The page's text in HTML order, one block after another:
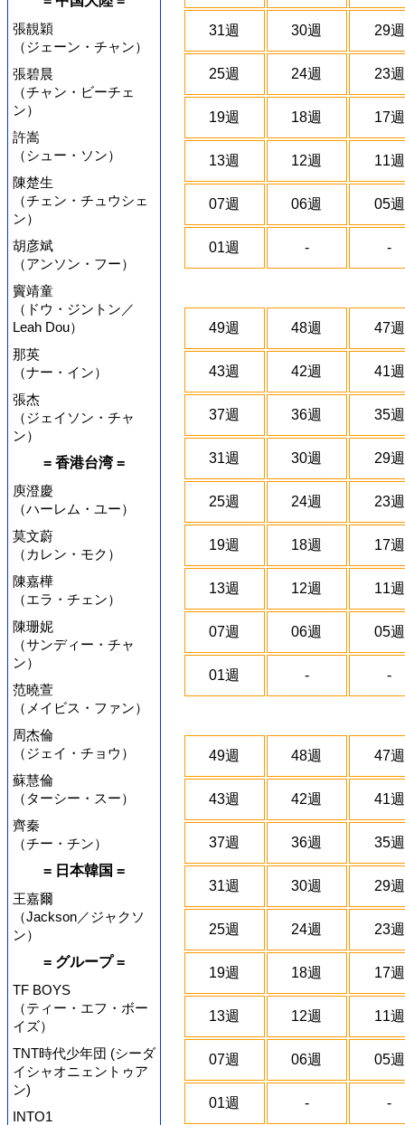
張靚穎
（ジェーン・チャン）
張碧晨
（チャン・ビーチェ
ン）
許嵩
（シュー・ソン）
陳楚生
（チェン・チュウシェ
ン）
胡彦斌
（アンソン・フー）
竇靖童
（ドウ・ジントン／
Leah Dou）
那英
（ナー・イン）
張杰
（ジェイソン・チャ
ン）
= 香港台湾 =
庾澄慶
（ハーレム・ユー）
莫文蔚
（カレン・モク）
陳嘉樺
（エラ・チェン）
陳珊妮
（サンディー・チャ
ン）
范曉萱
（メイビス・ファン）
周杰倫
（ジェイ・チョウ）
蘇慧倫
（ターシー・スー）
齊秦
（チー・チン）
= 日本韓国 =
王嘉爾
（Jackson／ジャクソ
ン）
= グループ =
TF BOYS
（ティー・エフ・ボー
イズ）
TNT時代少年団 (シーダ
イシャオニェントゥア
ン)
INTO1
31週 30週 29週
25週 24週 23週
19週 18週 17週
13週 12週 11週
07週 06週 05週
01週 - -
49週 48週 47週
43週 42週 41週
37週 36週 35週
31週 30週 29週
25週 24週 23週
19週 18週 17週
13週 12週 11週
07週 06週 05週
01週 - -
49週 48週 47週
43週 42週 41週
37週 36週 35週
31週 30週 29週
25週 24週 23週
19週 18週 17週
13週 12週 11週
07週 06週 05週
01週 - -